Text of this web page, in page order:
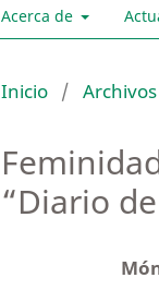
Acerca de
Inicio / Archivos
“Diario